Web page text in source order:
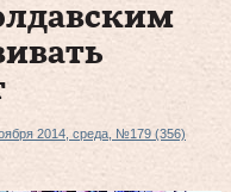
2014, среда, №179 (356)